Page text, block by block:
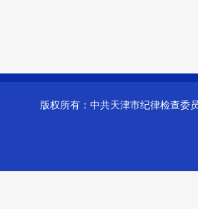
版权所有： 中共天津市纪律检查委